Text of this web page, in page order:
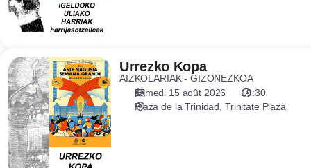
Urrezko
Kopa
Urrezko Kopa
AIZKOLARIAK - GIZONEZKOA
samedi 15 août 2026
19:30
Plaza de la Trinidad Trinitate Plaza